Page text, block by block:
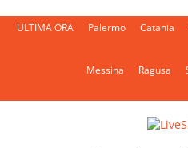
ULTIMA ORA Palermo Catania
Messina Ragusa